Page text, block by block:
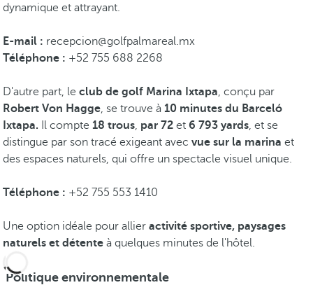
dynamique et attrayant.
E-mail : recepcion@golfpalmareal.mx
Téléphone : +52 755 688 2268
D'autre part, le club de golf Marina Ixtapa , conçu par
Robert Von Hagge , se trouve à 10 minutes du Barceló
Ixtapa. Il compte 18 trous par 72 et 6 793 yards , et se
distingue par son tracé exigeant avec vue sur la marina et
des espaces naturels, qui offre un spectacle visuel unique.
Téléphone : +52 755 553 1410
Une option idéale pour allier activité sportive, paysages
naturels et détente à quelques minutes de l'hôtel.
Politique environnementale